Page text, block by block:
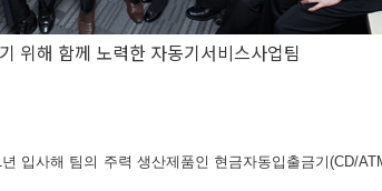
위해 함께 노력한 자동기서비스사업팀
입사해 팀의 주력 생산제품인 현금자동입출금기(CD/